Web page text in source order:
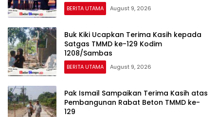
BERITA UTAMA August 9, 2026
Buk Kiki Ucapkan Terima Kasih kepada
Satgas TMMD ke-129 Kodim
1208/Sambas
BERITA UTAMA August 9, 2026
Pak Ismail Sampaikan Terima Kasih atas
Pembangunan Rabat Beton TMMD ke-
129